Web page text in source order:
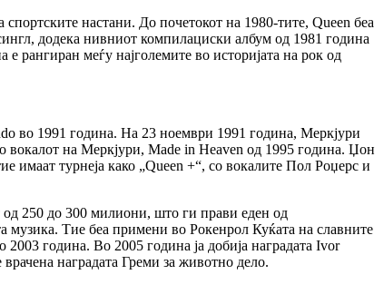
настани. До почетокот на 1980-тите, Queen беа
додека нивниот компилациски албум од 1981 година
рангиран меѓу најголемите во историјата на рок од
во 1991 година. На 23 ноември 1991 година, Меркјури
на Меркјури, Made in Heaven од 1995 година. Џон
имаат турнеја како „Queen +“, со вокалите Пол Роџерс и
од 250 до 300 милиони, што ги прави еден од
музика. Тие беа примени во Рокенрол Куќата на славните
година. Во 2005 година ја добија наградата Ivor
наградата Греми за животно дело.